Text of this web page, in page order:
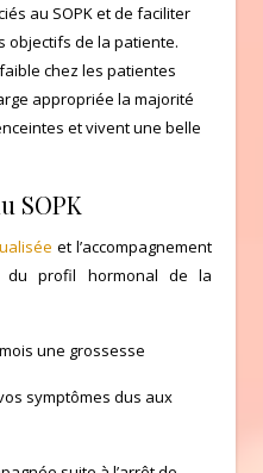
au SOPK et de faciliter
objectifs de la patiente.
chez les patientes
appropriée la majorité
et vivent une belle
SOPK
et l’accompagnement
du profil hormonal de la
une grossesse
symptômes dus aux